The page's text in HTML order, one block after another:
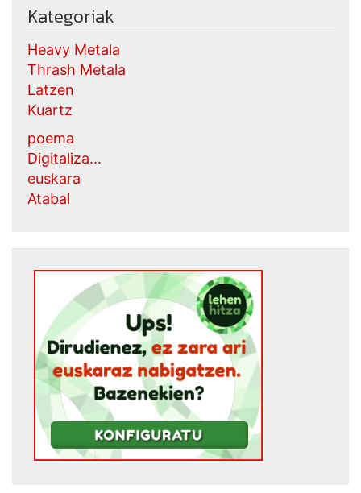
Kategoriak
Heavy Metala
Thrash Metala
Latzen
Kuartz
poema
Digitaliza...
euskara
Atabal